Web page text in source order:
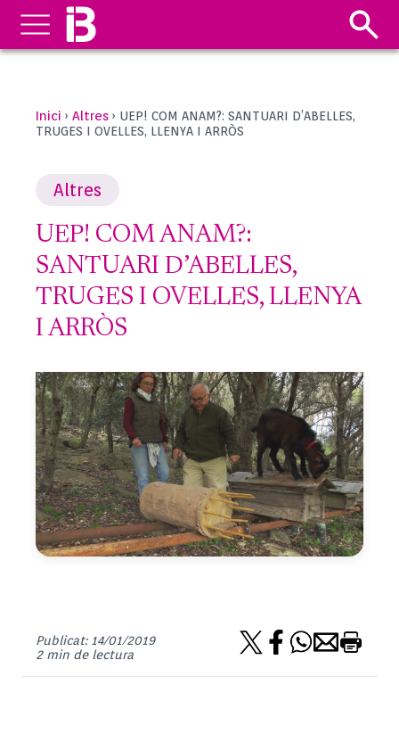
Inici › Altres › UEP! COM ANAM?: SANTUARI D’ABELLES,
TRUGES I OVELLES, LLENYA I ARRÒS
Altres
UEP! COM ANAM?:
SANTUARI D’ABELLES,
TRUGES I OVELLES, LLENYA
I ARRÒS
Publicat: 14/01/2019
2 min de lectura